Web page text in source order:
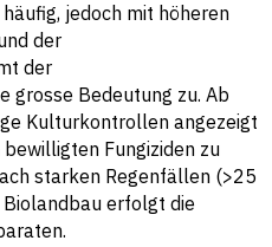
jedoch mit höheren
der
der
grosse Bedeutung zu. Ab
Kulturkontrollen angezeigt
Fungiziden zu
starken Regenfällen (>25
erfolgt die